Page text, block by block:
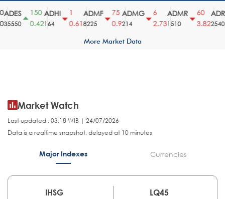
150
0.42
ADHI
164
0.61
ADMF
8225
75
0.9
ADMG
214
2.73
ADMR
1510
60
3.82
ADRO
2540
More Market Data
Market Watch
Last updated : 03.18 WIB | 24/07/2026
Data is a realtime snapshot, delayed at 10 minutes
Major Indexes Currencies
IHSG
LQ45